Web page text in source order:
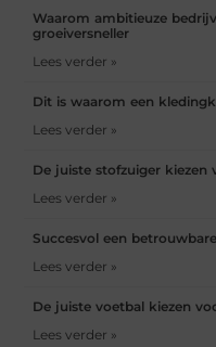
Waarom ambitieuze
groeiversneller
Lees verder »
Dit is waarom een
Lees verder »
De juiste stofzuiger
Lees verder »
Succesvol een
Lees verder »
De juiste voetbal kiezen
Lees verder »